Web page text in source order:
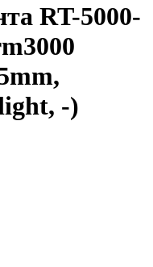
RT-5000-
-)